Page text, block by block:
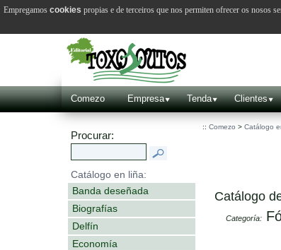
Comezo Empresa Tenda Clientes
Procurar:
Catálogo en liña:
Banda deseñada
Biografías
Delfín
Economía
:: Comezo > Catálogo
Catálogo
Categoría:
Empregamos cookies propias e de terceiros que nos permiten ofrecer os nosos